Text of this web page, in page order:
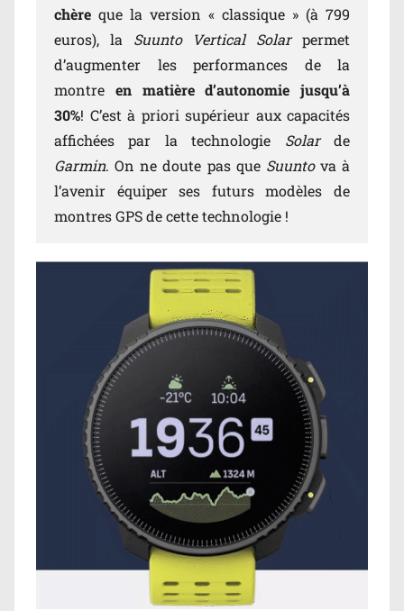
chère que la version « classique » (à 799
euros), la Suunto Vertical Solarpermet
d’augmenter les performances de la
montre en matière d’autonomie jusqu’à
30%! C’est à priori supérieur aux capacités
affichées par la technologie Solarde
Garmin. On ne doute pas que Suunto va à
l’avenir équiper ses futurs modèles de
montres GPS de cette technologie !